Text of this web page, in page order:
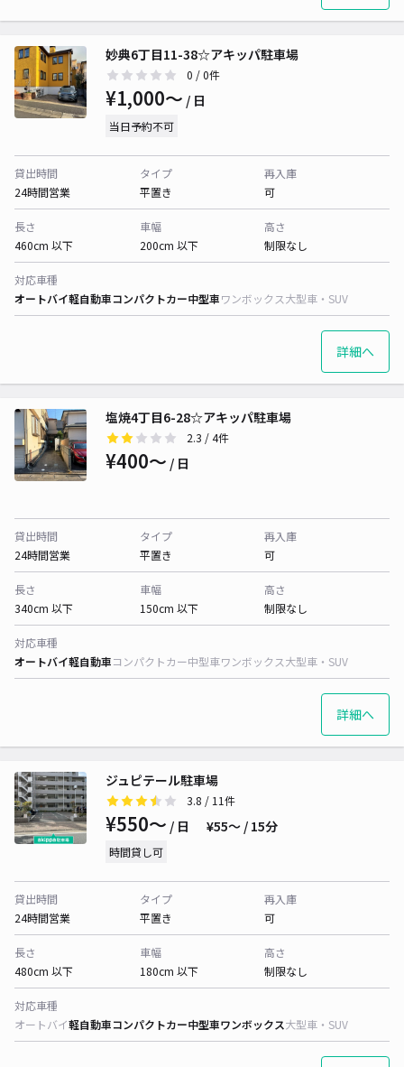
妙典6丁目11-38☆アキッパ駐車場
0 / 0件
¥1,000〜 / 日
当日予約不可
貸出時間
24時間営業
タイプ
平置き
再入庫
可
長さ
460cm 以下
車幅
200cm 以下
高さ
制限なし
対応車種
オートバイ軽自動車コンパクトカー中型車ワンボックス大型車・SUV
詳細へ
塩焼4丁目6-28☆アキッパ駐車場
2.3 / 4件
¥400〜 / 日
貸出時間
24時間営業
タイプ
平置き
再入庫
可
長さ
340cm 以下
車幅
150cm 以下
高さ
制限なし
対応車種
オートバイ軽自動車コンパクトカー中型車ワンボックス大型車・SUV
詳細へ
ジュピテール駐車場
3.8 / 11件
¥550〜 / 日 ¥55〜 / 15分
時間貸し可
貸出時間
24時間営業
タイプ
平置き
再入庫
可
長さ
480cm 以下
車幅
180cm 以下
高さ
制限なし
対応車種
オートバイ軽自動車コンパクトカー中型車ワンボックス大型車・SUV